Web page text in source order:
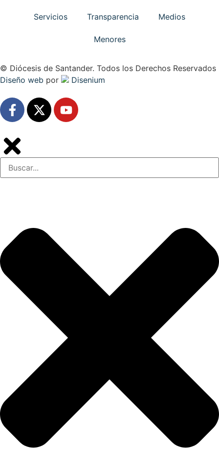
Servicios Transparencia Medios
Menores
© Diócesis de Santander. Todos los Derechos Reservados
Diseño web por Disenium